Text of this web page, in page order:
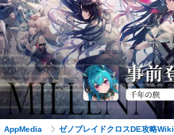
AppMedia ゼノブレイドクロスDE攻略Wiki